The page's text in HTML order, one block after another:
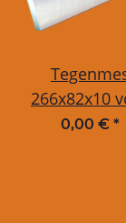
266x82x10
Jensen A518,
0,00 € *